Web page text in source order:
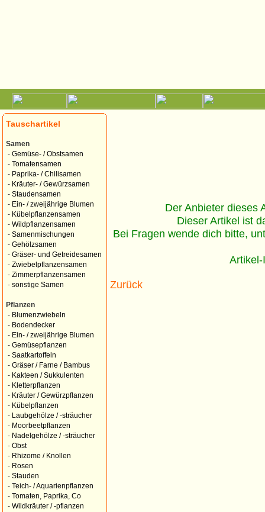
Tauschartikel
Samen
- Gemüse- / Obstsamen
- Tomatensamen
- Paprika- / Chilisamen
- Kräuter- / Gewürzsamen
- Staudensamen
- Ein- / zweijährige Blumen
- Kübelpflanzensamen
- Wildpflanzensamen
- Samenmischungen
- Gehölzsamen
- Gräser- und Getreidesamen
- Zwiebelpflanzensamen
- Zimmerpflanzensamen
- sonstige Samen
Pflanzen
- Blumenzwiebeln
- Bodendecker
- Ein- / zweijährige Blumen
- Gemüsepflanzen
- Saatkartoffeln
- Gräser / Farne / Bambus
- Kakteen / Sukkulenten
- Kletterpflanzen
- Kräuter / Gewürzpflanzen
- Kübelpflanzen
-
Laubgehölze / -sträucher
- Moorbeetpflanzen
- Nadelgehölze / -sträucher
- Obst
- Rhizome / Knollen
- Rosen
- Stauden
- Teich- / Aquarienpflanzen
- Tomaten, Paprika, Co
- Wildkräuter / -pflanzen
Der Anbieter dieses
Dieser Artikel ist
Bei Fragen wende dich bitte,
Zurück